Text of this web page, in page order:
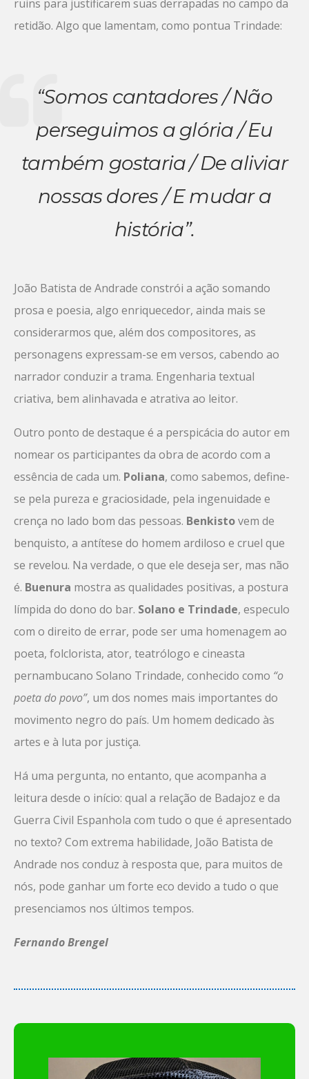
ruins para justificarem suas derrapadas no campo da
retidão. Algo que lamentam, como pontua Trindade:
“Somos cantadores / Não
perseguimos a glória / Eu
também gostaria / De aliviar
nossas dores / E mudar a
história”.
João Batista de Andrade constrói a ação somando
prosa e poesia, algo enriquecedor, ainda mais se
considerarmos que, além dos compositores, as
personagens expressam-se em versos, cabendo ao
narrador conduzir a trama. Engenharia textual
criativa, bem alinhavada e atrativa ao leitor.
Outro ponto de destaque é a perspicácia do autor em
nomear os participantes da obra de acordo com a
essência de cada um. Poliana, como sabemos, define-
se pela pureza e graciosidade, pela ingenuidade e
crença no lado bom das pessoas. Benkistovem de
benquisto, a antítese do homem ardiloso e cruel que
se revelou. Na verdade, o que ele deseja ser, mas não
é. Buenura mostra as qualidades positivas, a postura
límpida do dono do bar. Solano e Trindade, especulo
com o direito de errar, pode ser uma homenagem ao
poeta, folclorista, ator, teatrólogo e cineasta
pernambucano Solano Trindade, conhecido como “o
poeta do povo”, um dos nomes mais importantes do
movimento negro do país. Um homem dedicado às
artes e à luta por justiça.
Há uma pergunta, no entanto, que acompanha a
leitura desde o início: qual a relação de Badajoz e da
Guerra Civil Espanhola com tudo o que é apresentado
no texto? Com extrema habilidade, João Batista de
Andrade nos conduz à resposta que, para muitos de
nós, pode ganhar um forte eco devido a tudo o que
presenciamos nos últimos tempos.
Fernando Brengel